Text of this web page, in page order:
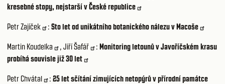
kresebné stopy, nejstarší v České republice
Petr Zajíček : Sto let od unikátního botanického nálezu v Macoše
Martin Koudelka , Jiří Šafář : Monitoring letounů v Javoříčském krasu
probíhá souvisle již 30 let
Petr Chvátal : 25 let sčítání zimujících netopýrů v přírodní památce